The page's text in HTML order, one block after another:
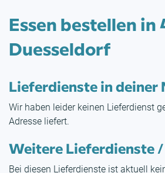
Essen bestellen in
Duesseldorf
Lieferdienste in deiner
Wir haben leider keinen Lieferdienst
Adresse liefert.
Weitere Lieferdienste
Bei diesen Lieferdienste ist aktuell